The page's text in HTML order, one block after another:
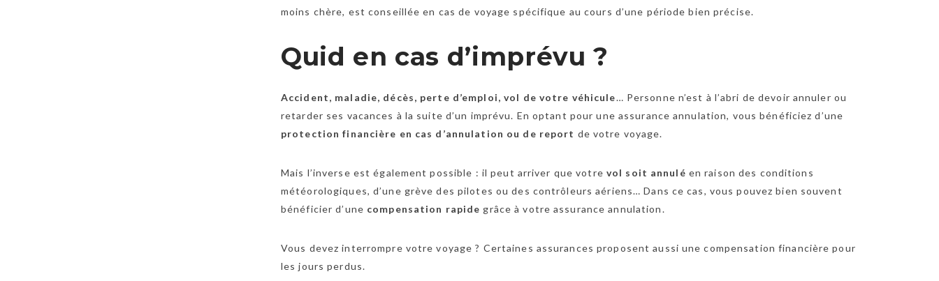
moins chère, est conseillée en cas de voyage spécifique au cours d’une période bien précise.
Quid en cas d’imprévu ?
Accident, maladie, décès, perte d’emploi, vol de votre véhicule… Personne n’est à l’abri de devoir annuler ou
retarder ses vacances à la suite d’un imprévu. En optant pour une assurance annulation, vous bénéficiez d’une
protection financière en cas d’annulation ou de report de votre voyage.
Mais l’inverse est également possible : il peut arriver que votre vol soit annulé en raison des conditions
météorologiques, d’une grève des pilotes ou des contrôleurs aériens… Dans ce cas, vous pouvez bien souvent
bénéficier d’une compensation rapide grâce à votre assurance annulation.
Vous devez interrompre votre voyage ? Certaines assurances proposent aussi une compensation financière pour
les jours perdus.